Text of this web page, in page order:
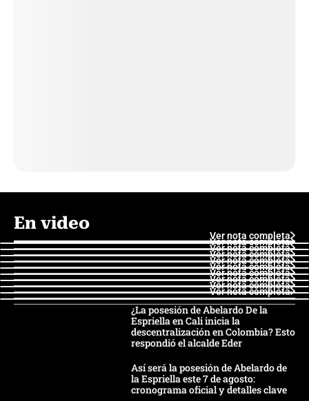
En video
Ver nota completa
Ver nota completa
Ver nota completa
Ver nota completa
Ver nota completa
Ver nota completa
Ver nota completa
Ver nota completa
Ver nota completa
Ver nota completa
¿La posesión de Abelardo De la
Espriella en Cali inicia la
descentralización en Colombia? Esto
respondió el alcalde Eder
Así será la posesión de Abelardo de
la Espriella este 7 de agosto:
cronograma oficial y detalles clave